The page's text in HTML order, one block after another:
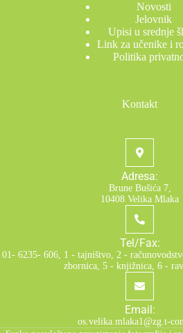
Novosti
Jelovnik
Upisi u srednje
Link za učenike i
Politika
Kontakt
Adresa:
Brune Bušića 7,
10408 Velika Mlaka
Tel/Fax:
01- 6235- 606, 1 - tajništvo, 2 -
zbornica, 5 - knjižnica, 6 -
Email:
os.velika.mlaka1@zg.t-